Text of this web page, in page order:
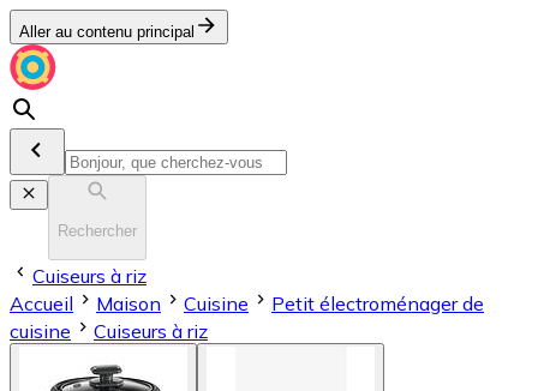
Aller au contenu principal
Rechercher
Cuiseurs à riz
Accueil
Maison Cuisine
Petit électroménager de
cuisine
Cuiseurs à riz